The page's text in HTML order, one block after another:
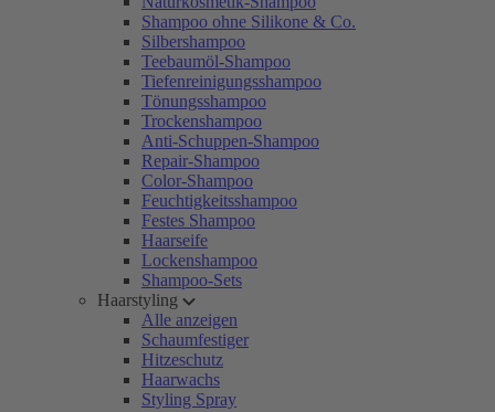
Shampoo ohne Silikone & Co.
Silbershampoo
Teebaumöl-Shampoo
Tiefenreinigungsshampoo
Tönungsshampoo
Trockenshampoo
Anti-Schuppen-Shampoo
Repair-Shampoo
Color-Shampoo
Feuchtigkeitsshampoo
Festes Shampoo
Haarseife
Lockenshampoo
Shampoo-Sets
Haarstyling
Alle anzeigen
Schaumfestiger
Hitzeschutz
Haarwachs
Styling Spray